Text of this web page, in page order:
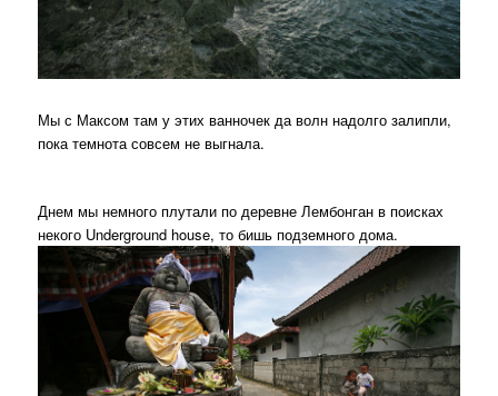
Мы с Максом там у этих ванночек да волн надолго залипли,
пока темнота совсем не выгнала.
Днем мы немного плутали по деревне Лембонган в поисках
некого Underground house, то бишь подземного дома.